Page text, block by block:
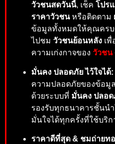
วัวชนสดวันนี้, เช็ค โปร
ราคาวัวชนหรือติดตาม
ข้อมูลทั้งหมดให้คุณคร
ไปชม วัวชนย้อนหลัง เ
ความเก่งกาจของ วัวชน
มั่นคง ปลอดภัย ไว้ใจได้:
ความปลอดภัยของข้อมู
ด้วยระบบที่ มั่นคง ปลอ
รองรับทุกธนาคารชั้นน
มั่นใจได้ทุกครั้งที่ใช้บริก
ราคาดีที่สุด & ชมถ่ายท